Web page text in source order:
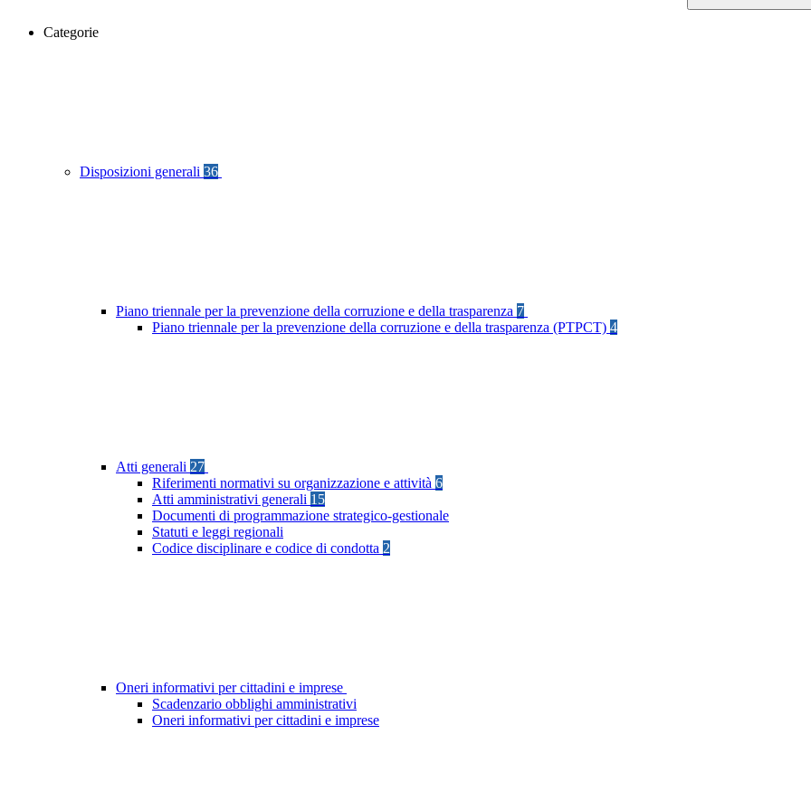
Categorie
Disposizioni generali 36
Piano triennale per la prevenzione della corruzione e della trasparenza 7
Piano triennale per la prevenzione della corruzione e della trasparenza (PTPCT) 4
Atti generali 27
Riferimenti normativi su organizzazione e attività 6
Atti amministrativi generali 15
Documenti di programmazione strategico-gestionale
Statuti e leggi regionali
Codice disciplinare e codice di condotta 2
Oneri informativi per cittadini e imprese
Scadenzario obblighi amministrativi
Oneri informativi per cittadini e imprese